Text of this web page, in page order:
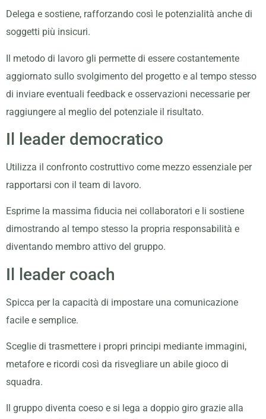
Delega e sostiene, rafforzando così le potenzialità anche di
soggetti più insicuri.
Il metodo di lavoro gli permette di essere costantemente
aggiornato sullo svolgimento del progetto e al tempo stesso
di inviare eventuali feedback e osservazioni necessarie per
raggiungere al meglio del potenziale il risultato.
Il leader democratico
Utilizza il confronto costruttivo come mezzo essenziale per
rapportarsi con il team di lavoro.
Esprime la massima fiducia nei collaboratori e li sostiene
dimostrando al tempo stesso la propria responsabilità e
diventando membro attivo del gruppo.
Il leader coach
Spicca per la capacità di impostare una comunicazione
facile e semplice.
Sceglie di trasmettere i propri principi mediante immagini,
metafore e ricordi così da risvegliare un abile gioco di
squadra.
Il gruppo diventa coeso e si lega a doppio giro grazie alla